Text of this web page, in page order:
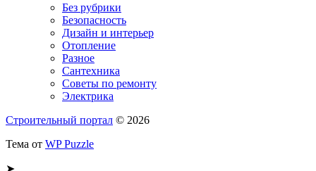
Без рубрики
Безопасность
Дизайн и интерьер
Отопление
Разное
Сантехника
Советы по ремонту
Электрика
Строительный портал © 2026
Тема от WP Puzzle
➤